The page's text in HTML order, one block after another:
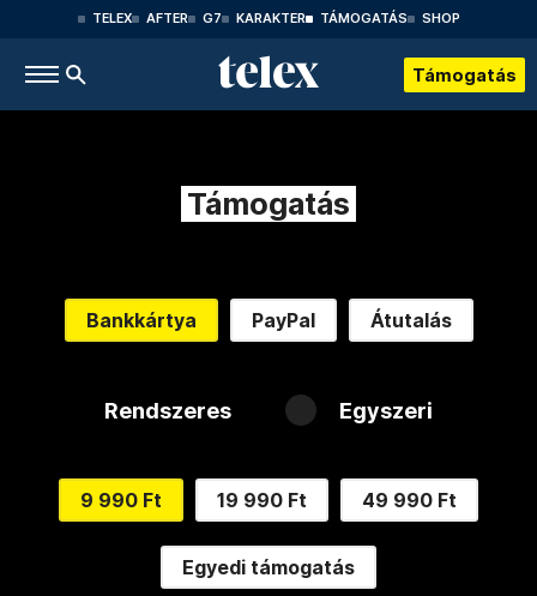
TELEX AFTER G7 KARAKTER TÁMOGATÁS SHOP
Támogatás
Támogatás
Bankkártya PayPal Átutalás
Rendszeres Egyszeri
9 990 Ft 19 990 Ft 49 990 Ft
Egyedi támogatás